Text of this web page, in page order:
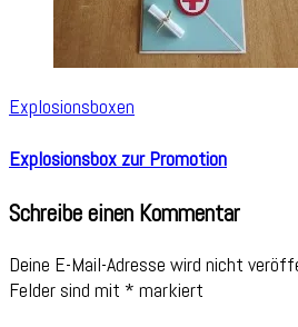
Explosionsboxen
Explosionsbox zur Promotion
Schreibe einen Kommentar
Deine E-Mail-Adresse wird nicht
Felder sind mit * markiert